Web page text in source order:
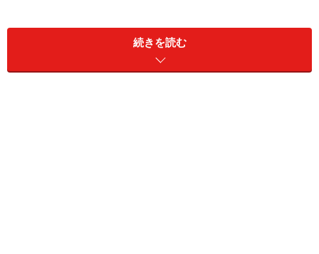
「ユミカは新卒3年目でうちの部署に来ました。うちは
続きを読む